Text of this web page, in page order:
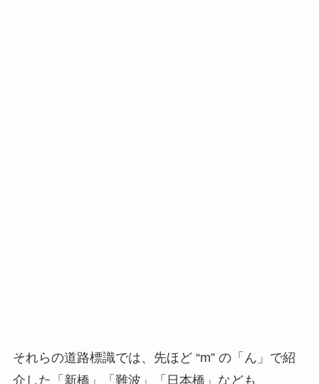
それらの道路標識では、先ほど “m” の「ん」で紹
介した「新橋」「難波」「日本橋」なども、